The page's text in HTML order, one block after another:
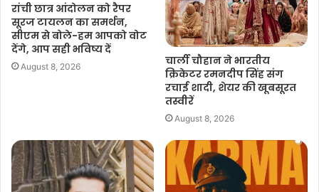
रांची छात्र आंदोलन को रैपर
सूरज टायलन का समर्थन,
सीएम से बोले-हम आपको वोट
देंगे, आप सही भविष्य दें
August 8, 2026
चार्ली चौहान ने भारतीय
क्रिकेटर रमनदीप सिंह संग
रचाई शादी, शेयर की खूबसूरत
तस्वीरें
August 8, 2026